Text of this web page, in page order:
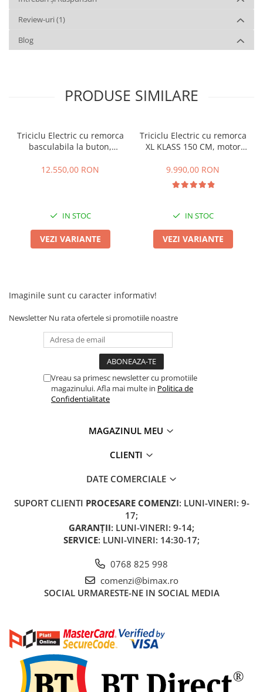
Review-uri (1)
Blog
PRODUSE SIMILARE
Triciclu Electric cu remorca
basculabila la buton,
XL-KLASS 4 HIDRAULIC, CIV
12.550,00 RON
IN STOC
VEZI VARIANTE
Triciclu Electric cu remorca
XL KLASS 150 CM, motor
XL-KLASS4, Omologata, CIV
inclus
9.990,00 RON
IN STOC
VEZI VARIANTE
Imaginile sunt cu caracter informativ!
Newsletter Nu rata ofertele si promotiile noastre
Vreau sa primesc newsletter cu promotiile
magazinului. Afla mai multe in Politica de
Confidentialitate
MAGAZINUL MEU
CLIENTI
DATE COMERCIALE
SUPORT CLIENTI PROCESARE COMENZI: LUNI-VINERI: 9-
17;
GARANȚII: LUNI-VINERI: 9-14;
SERVICE: LUNI-VINERI: 14:30-17;
0768 825 998
comenzi@bimax.ro
SOCIAL URMARESTE-NE IN SOCIAL MEDIA